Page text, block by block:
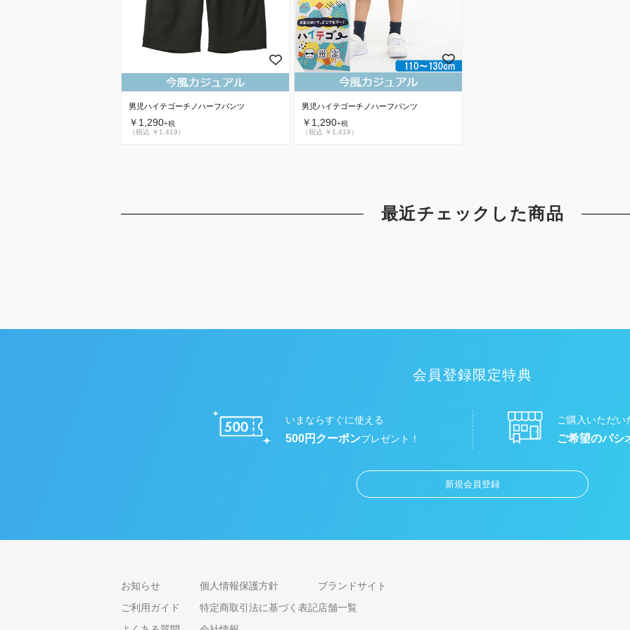
男児ハイテゴーチノハーフパンツ
￥1,290+税
（税込 ￥1,419）
男児ハイテゴーチノハーフパンツ
￥1,290+税
（税込 ￥1,419）
最近チェックした商品
会員登録限定特典
いまならすぐに使える
500円クーポンプレゼント！
ご購入いただい
ご希望のパシ
新規会員登録
お知らせ
ご利用ガイド
個人情報保護方針
特定商取引法に基づく表記
ブランドサイト
店舗一覧